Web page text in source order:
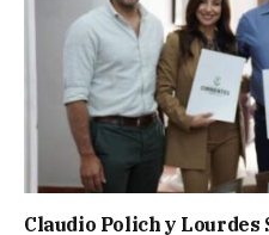
Claudio Polich y